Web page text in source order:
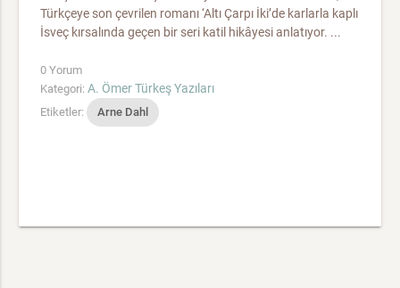
Türkçeye son çevrilen romanı ‘Altı Çarpı İki’de karlarla kaplı
İsveç kırsalında geçen bir seri katil hikâyesi anlatıyor. ...
0 Yorum
Kategori: A. Ömer Türkeş Yazıları
Etiketler: Arne Dahl